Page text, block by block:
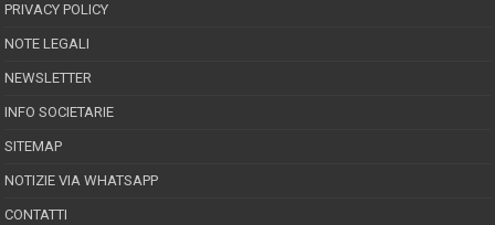
PRIVACY POLICY
NOTE LEGALI
NEWSLETTER
INFO SOCIETARIE
SITEMAP
NOTIZIE VIA WHATSAPP
CONTATTI